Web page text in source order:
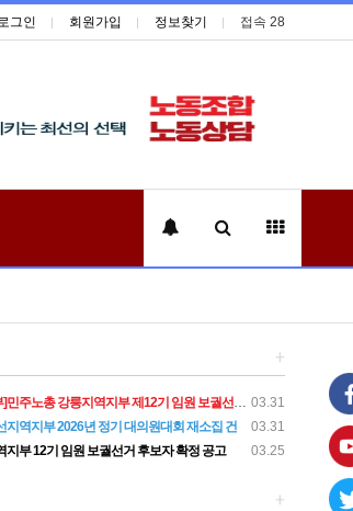
그인 회원가입 정보찾기 접속 28
+
03.31
노총 강릉지역지부 제12기 임원 보궐선거결과 공고
03.31
지역지부 2026년 정기 대의원대회 재소집 건
03.25
지부 12기 임원 보궐선거 후보자 확정 공고
+